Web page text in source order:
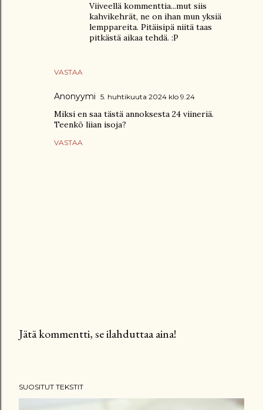
VASTAA
Viiveellä kommenttia...mut siis
kahvikehrät, ne on ihan mun yksiä
lemppareita. Pitäisipä niitä taas
pitkästä aikaa tehdä. :P
Anonyymi 5. huhtikuuta 2024 klo 9.24
Miksi en saa tästä annoksesta 24 viineriä.
Teenkö liian isoja?
VASTAA
e
Jätä kommentti, se ilahduttaa aina!
SUOSITUT TEKSTIT